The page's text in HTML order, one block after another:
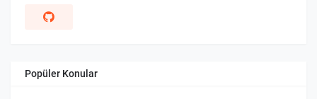
Popüler Konular